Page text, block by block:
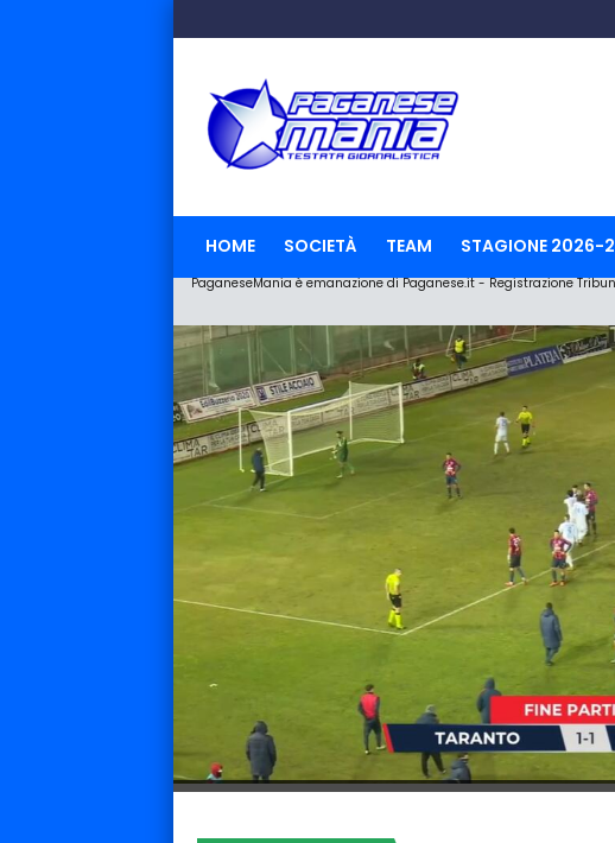
HOME SOCIETÀ TEAM STAGIONE 2026-
PaganeseMania è emanazione di Paganese.it - Registrazione